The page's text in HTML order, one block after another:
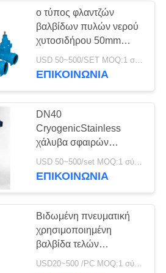
σφαιρών
8
νερού
17
ο τύπος φλαντζών
βαλβίδων πυλών νερού
χυτοσιδήρου 50mm
καθοδήγησε πλήρως την
εύκαμπτη σφήνα
ΕΠΙΚΟΙΝΩΝΊΑ
DN40
CryogenicStainless
χάλυβα σφαιρών
κρυογόνο σύστημα
μίσχων βαλβίδων
USD 50~500/set MOQ:1 σύνολο
ΕΠΙΚΟΙΝΩΝΊΑ
Βιδωμένη πνευματική
χρησιμοποιημένη
βαλβίδα τελών
1000WOG ζωντανή -
USD20~500 /PC MOQ:1 σύνολο